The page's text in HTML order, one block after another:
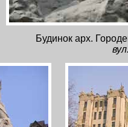
Будинок арх.